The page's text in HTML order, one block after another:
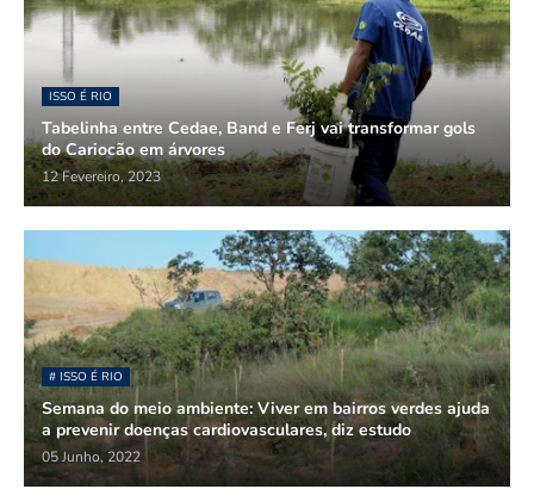
ISSO É RIO
Tabelinha entre Cedae, Band e Ferj vai transformar gols
do Cariocão em árvores
12 Fevereiro, 2023
# ISSO É RIO
Semana do meio ambiente: Viver em bairros verdes ajuda
a prevenir doenças cardiovasculares, diz estudo
05 Junho, 2022